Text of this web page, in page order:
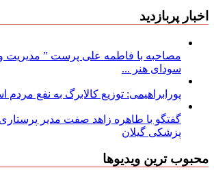
اخبار پربازدید
مصاحبه با فاطمه علی پرست ”
سودای هنر ...
پورابراهیمی: توزیع کالابرگ به نفع مردم
گفتگو با طاهره زاهد صفت مدیر
پزشکی گیلان
محبوب ترین ویدیوها